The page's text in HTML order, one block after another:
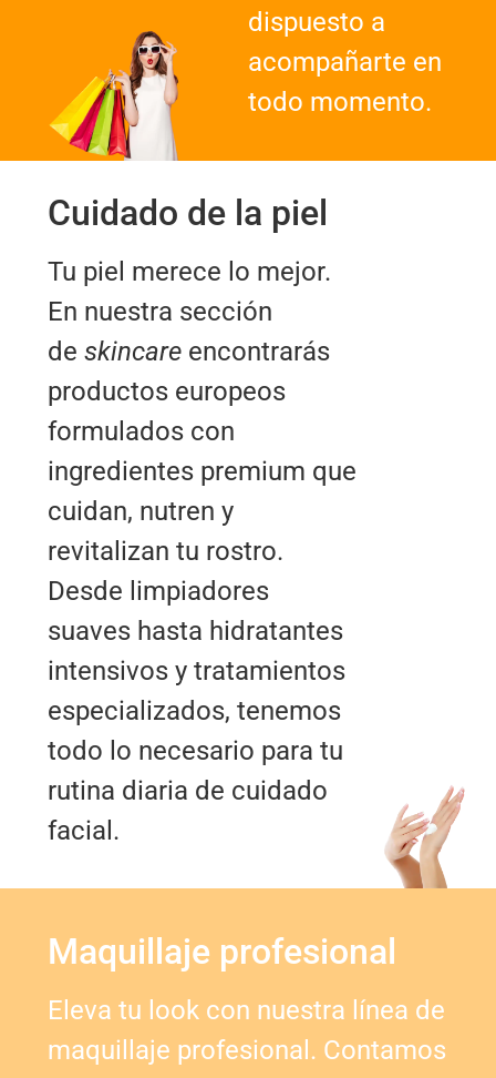
dispuesto a
acompañarte en
todo momento.
Cuidado de la piel
Tu piel merece lo mejor.
En nuestra sección
de skincareencontrarás
productos europeos
formulados con
ingredientes premium que
cuidan, nutren y
revitalizan tu rostro.
Desde limpiadores
suaves hasta hidratantes
intensivos y tratamientos
especializados, tenemos
todo lo necesario para tu
rutina diaria de cuidado
facial.
Maquillaje profesional
Eleva tu look con nuestra línea de
maquillaje profesional. Contamos